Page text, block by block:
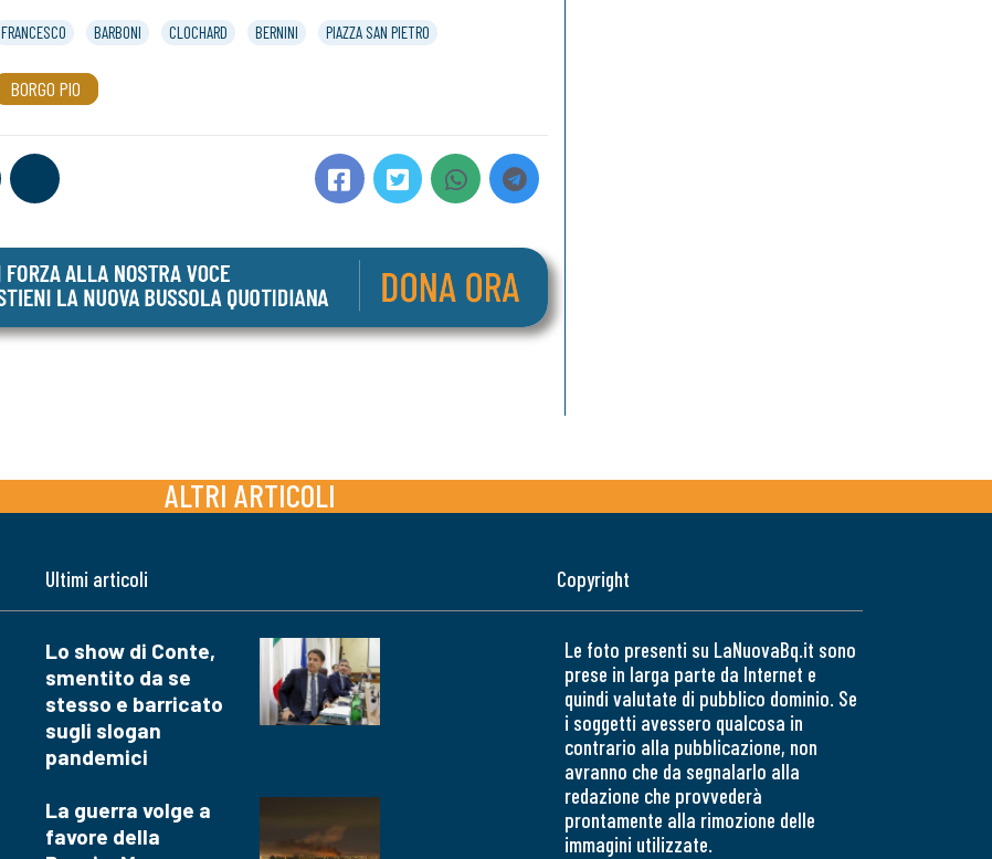
FRANCESCO BARBONI CLOCHARD BERNINI PIAZZA SAN PIETRO
BORGO PIO
ALTRI ARTICOLI
Ultimi articoli
Lo show di Conte,
smentito da se
stesso e barricato
sugli slogan
pandemici
La guerra volge a
favore della
Copyright
Le foto presenti su LaNuovaBq.it sono
prese in larga parte da Internet e
quindi valutate di pubblico dominio. Se
i soggetti avessero qualcosa in
contrario alla pubblicazione, non
avranno che da segnalarlo alla
redazione che provvederà
prontamente alla rimozione delle
immagini utilizzate.